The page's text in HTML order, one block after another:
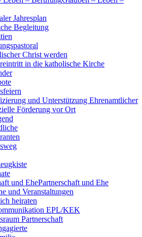
Jahresplan
Begleitung
Christ werden
in die katholische Kirche
und Unterstützung Ehrenamtlicher
Förderung vor Ort
Partnerschaft und Ehe
und Veranstaltungen
heiraten
EPL/KEK
Partnerschaft